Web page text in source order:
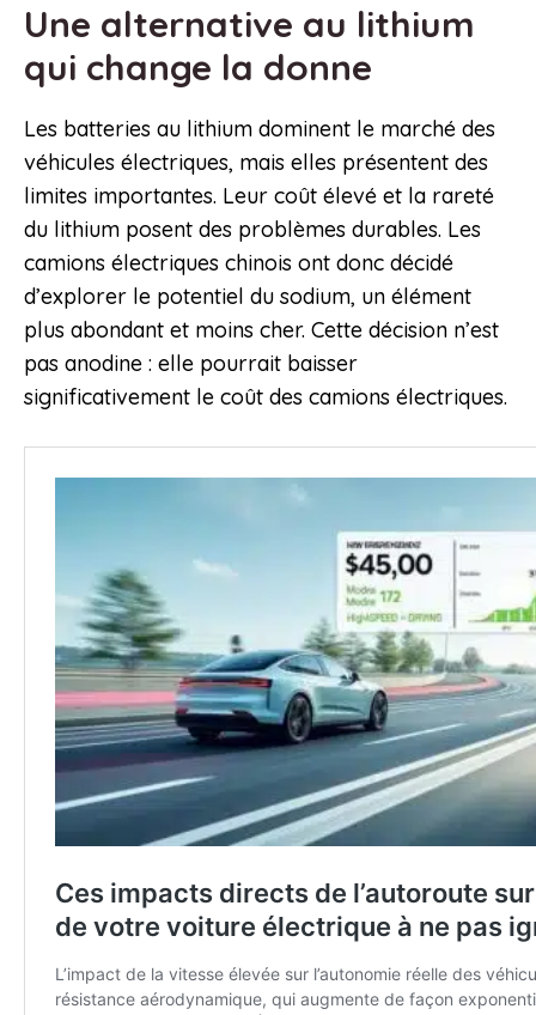
Une alternative au lithium
qui change la donne
Les batteries au lithium dominent le marché des
véhicules électriques, mais elles présentent des
limites importantes. Leur coût élevé et la rareté
du lithium posent des problèmes durables. Les
camions électriques chinois ont donc décidé
d’explorer le potentiel du sodium, un élément
plus abondant et moins cher. Cette décision n’est
pas anodine : elle pourrait baisser
significativement le coût des camions électriques.